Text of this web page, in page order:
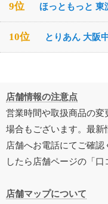
9位 ほっともっと 東
10位 とりあん 大阪
店舗情報の注意点
営業時間や取扱商品の変
場合もございます。最
店舗へお電話にてご確
したら店舗ページの「口
店舗マップについて